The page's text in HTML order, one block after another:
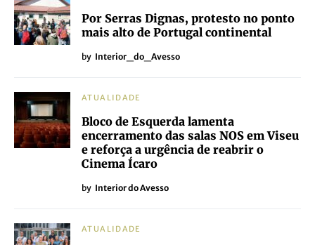
Por Serras Dignas, protesto no ponto
mais alto de Portugal continental
by Interior_do_Avesso
ATUALIDADE
Bloco de Esquerda lamenta
encerramento das salas NOS em Viseu
e reforça a urgência de reabrir o
Cinema Ícaro
by Interior do Avesso
ATUALIDADE